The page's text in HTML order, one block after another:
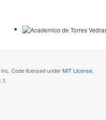
Code licensed underMIT License.